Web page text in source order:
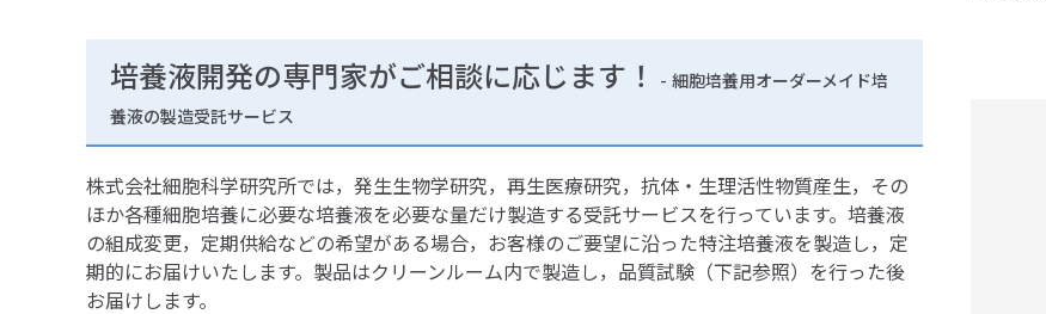
培養液開発の専門家がご相談に応じます！
- 細胞培養用オーダーメイド培
養液の製造受託サービス
株式会社細胞科学研究所では，発生生物学研究，再生医療研究，抗体・生理活性物質産生，その
ほか各種細胞培養に必要な培養液を必要な量だけ製造する受託サービスを行っています。培養液
の組成変更，定期供給などの希望がある場合，お客様のご要望に沿った特注培養液を製造し，定
期的にお届けいたします。製品はクリーンルーム内で製造し，品質試験（下記参照）を行った後
お届けします。